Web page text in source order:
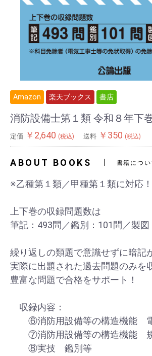
Amazon 楽天ブックス 書店
消防設備士第１類 令和８年下
定価 ￥2,640 (税込) 送料 ￥350 (税込)
ABOUT BOOKS 書籍につい
※乙種第１類／甲種第１類に対応！
上下巻の収録問題数は
筆記：493問／鑑別：101問／製図
繰り返しの類題で意識せずに暗記
実際に出題された過去問題のみを
豊富な問題で合格をサポート！
収録内容：
⑥消防用設備等の構造機能
⑦消防用設備等の構造機能
⑧実技 鑑別等